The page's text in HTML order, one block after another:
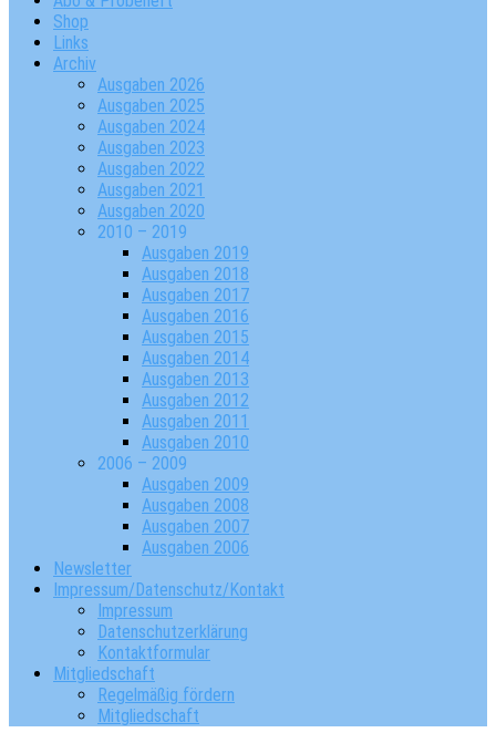
Shop
Links
Archiv
Ausgaben 2026
Ausgaben 2025
Ausgaben 2024
Ausgaben 2023
Ausgaben 2022
Ausgaben 2021
Ausgaben 2020
2010 – 2019
Ausgaben 2019
Ausgaben 2018
Ausgaben 2017
Ausgaben 2016
Ausgaben 2015
Ausgaben 2014
Ausgaben 2013
Ausgaben 2012
Ausgaben 2011
Ausgaben 2010
2006 – 2009
Ausgaben 2009
Ausgaben 2008
Ausgaben 2007
Ausgaben 2006
Newsletter
Impressum/Datenschutz/Kontakt
Impressum
Datenschutzerklärung
Kontaktformular
Mitgliedschaft
Regelmäßig fördern
Mitgliedschaft